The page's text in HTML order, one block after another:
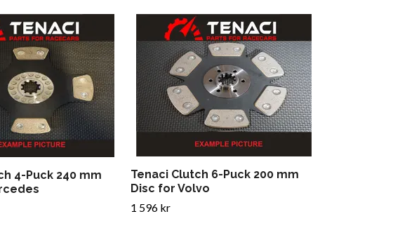
4-Puck 240 mm
Tenaci Clutch 6-Puck 200 mm
Disc for Volvo
1 596 kr